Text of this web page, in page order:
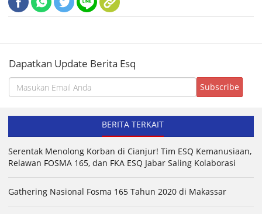
Dapatkan Update Berita Esq
BERITA TERKAIT
Serentak Menolong Korban di Cianjur! Tim ESQ Kemanusiaan,
Relawan FOSMA 165, dan FKA ESQ Jabar Saling Kolaborasi
Gathering Nasional Fosma 165 Tahun 2020 di Makassar